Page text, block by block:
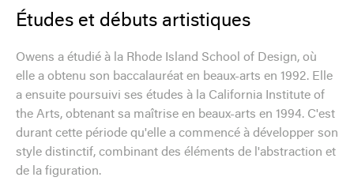
Études et débuts artistiques
Owens a étudié à la Rhode Island School of Design, où
elle a obtenu son baccalauréat en beaux-arts en 1992. Elle
a ensuite poursuivi ses études à la California Institute of
the Arts, obtenant sa maîtrise en beaux-arts en 1994. C'est
durant cette période qu'elle a commencé à développer son
style distinctif, combinant des éléments de l'abstraction et
de la figuration.